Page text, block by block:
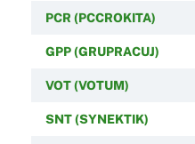
PCR (PCCROKITA)
GPP (GRUPRACUJ)
VOT (VOTUM)
SNT (SYNEKTIK)